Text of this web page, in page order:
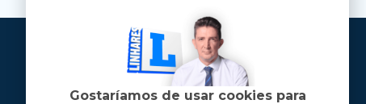
Gostaríamos de usar cookies para